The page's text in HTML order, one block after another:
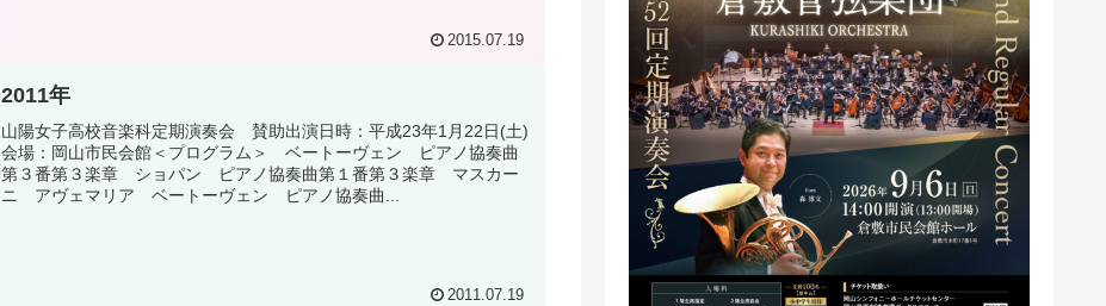
2015.07.19
2011年
山陽女子高校音楽科定期演奏会 賛助出演日時：平成23年1月22日(土)
会場：岡山市民会館＜プログラム＞ ベートーヴェン ピアノ協奏曲
第３番第３楽章 ショパン ピアノ協奏曲第１番第３楽章 マスカー
ニ アヴェマリア ベートーヴェン ピアノ協奏曲...
2011.07.19